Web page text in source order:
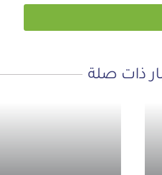
ذات صلة